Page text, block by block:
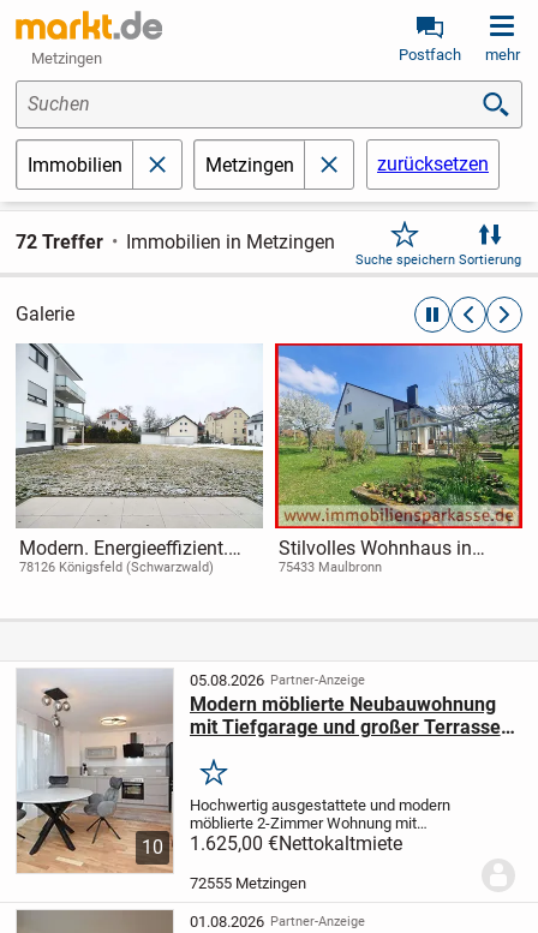
Metzingen Postfach mehr
Suchen
Immobilien schließenMetzingen schließenzurücksetzen
72 Treffer Immobilien in Metzingen
Suche speichern Sortierung
Galerie automatische
Modern. Energieeffizient.
Individuell -
Zimmer-
78126 Königsfeld (Schwarzwald)
Stilvolles Wohnhaus in
begehrter Lage!
75433 Maulbronn
10
05.08.2026 Partner-Anzeige
Modern möblierte Neubauwohnung
mit Tiefgarage und großer Terrasse
Merken
Hochwertig ausgestattete und modern
möblierte 2-Zimmer Wohnung mit
Terrasse in zentraler, aber ruhiger
Metzingen.Einkaufsmöglichkeiten sowie
die öffentlichen Verkehrsmittel sind in...
1.625,00 €Nettokaltmiete
72555 Metzingen
01.08.2026 Partner-Anzeige